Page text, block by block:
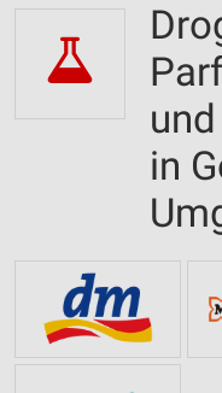
in